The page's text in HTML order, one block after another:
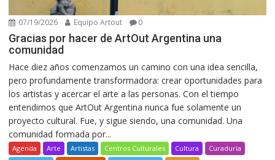
07/19/2026 Equipo Artout 0
Gracias por hacer de ArtOut Argentina una
comunidad
Hace diez años comenzamos un camino con una idea sencilla,
pero profundamente transformadora: crear oportunidades para
los artistas y acercar el arte a las personas. Con el tiempo
entendimos que ArtOut Argentina nunca fue solamente un
proyecto cultural. Fue, y sigue siendo, una comunidad. Una
comunidad formada por...
Agenda Arte Artistas Centros Culturales Cultura
Curaduría